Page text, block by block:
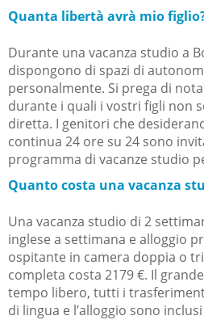
Quanta libertà avrà mio
Durante una vacanza studio a
dispongono di spazi di
personalmente. Si prega di
durante i quali i vostri figli non
diretta. I genitori che
continua 24 ore su 24 sono
programma di vacanze studio
Quanto costa una vacanza
Una vacanza studio di 2
inglese a settimana e alloggio
ospitante in camera doppia o
completa costa 2179 €. Il
tempo libero, tutti i
di lingua e l’alloggio sono